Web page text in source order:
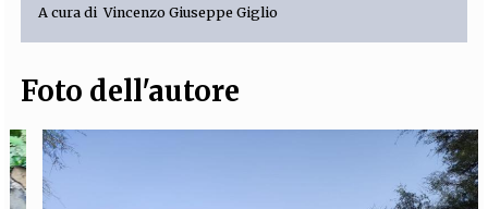
A cura diVincenzo Giuseppe Giglio
Foto dell'autore